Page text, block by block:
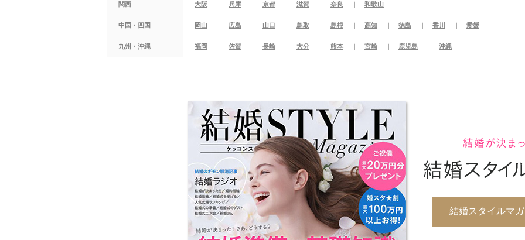
関西 大阪 兵庫 京都 滋賀 奈良 和歌山
中国・四国 岡山 広島 山口 鳥取 島根 高知 徳島 香川 愛媛
九州・沖縄 福岡 佐賀 長崎 大分 熊本 宮崎 鹿児島 沖縄
結婚スタイルマ